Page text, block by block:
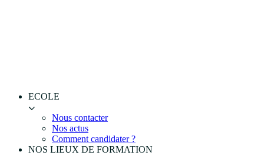
ECOLE
Nous contacter
Nos actus
Comment candidater ?
NOS LIEUX DE FORMATION